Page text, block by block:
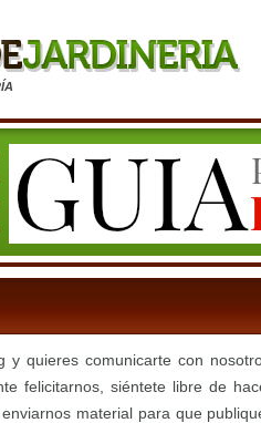
y quieres comunicarte con
felicitarnos, siéntete libre de
material para que